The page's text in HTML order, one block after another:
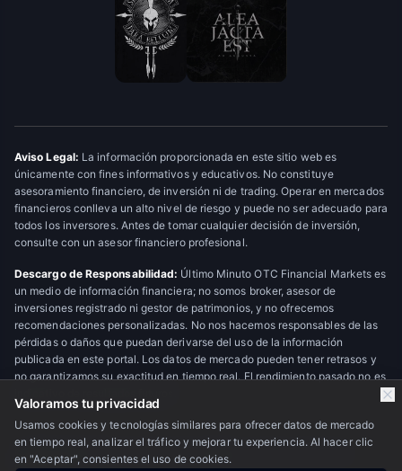
Aviso Legal: La información proporcionada en este sitio web es
únicamente con fines informativos y educativos. No constituye
asesoramiento financiero, de inversión ni de trading. Operar en mercados
financieros conlleva un alto nivel de riesgo y puede no ser adecuado para
todos los inversores. Antes de tomar cualquier decisión de inversión,
consulte con un asesor financiero profesional.
Descargo de Responsabilidad: Último Minuto OTC Financial Markets es
un medio de información financiera; no somos broker, asesor de
inversiones registrado ni gestor de patrimonios, y no ofrecemos
recomendaciones personalizadas. No nos hacemos responsables de las
pérdidas o daños que puedan derivarse del uso de la información
publicada en este portal. Los datos de mercado pueden tener retrasos y
no garantizamos su exactitud en tiempo real. El rendimiento pasado no es
© 2026 Último Minuto OTC Financial Markets. Todos los derechos
reservados.
Valoramos tu privacidad
Usamos cookies y tecnologías similares para ofrecer datos de mercado
en tiempo real, analizar el tráfico y mejorar tu experiencia. Al hacer clic
en "Aceptar", consientes el uso de cookies.